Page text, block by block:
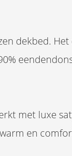
dekbed.
met luxe
en